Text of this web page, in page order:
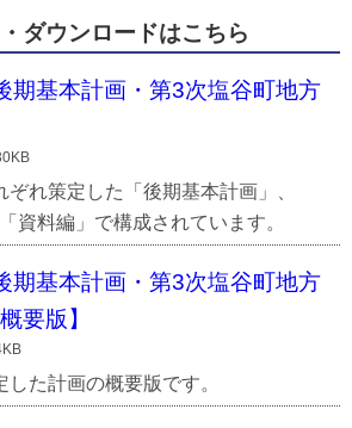
ダウンロードはこちら
期基本計画・第3次塩谷町地方
れ策定した「後期基本計画」、
資料編」で構成されています。
期基本計画・第3次塩谷町地方
要版】
た計画の概要版です。